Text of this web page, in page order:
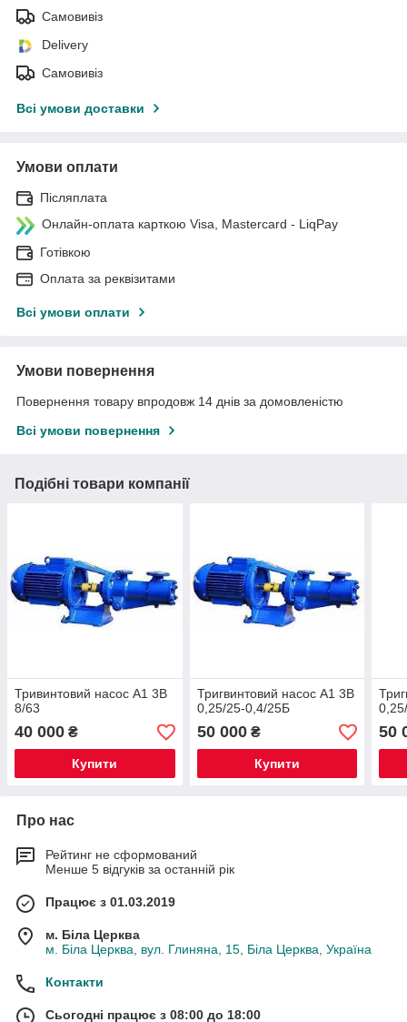
Самовивіз
Delivery
Самовивіз
Всі умови доставки
Умови оплати
Післяплата
Онлайн-оплата карткою Visa, Mastercard - LiqPay
Готівкою
Оплата за реквізитами
Всі умови оплати
Умови повернення
Повернення товару впродовж 14 днів за домовленістю
Всі умови повернення
Подібні товари компанії
Тривинтовий насос А1 3В
8/63
40 000 ₴
Купити
Тригвинтовий насос А1 3В
0,25/25-0,4/25Б
50 000₴
Купити
50
Про нас
Рейтинг не сформований
Менше 5 відгуків за останній рік
Працює з 01.03.2019
м. Біла Церква
м. Біла Церква, вул. Глиняна, 15, Біла Церква, Україна
Контакти
Сьогодні працює з 08:00 до 18:00